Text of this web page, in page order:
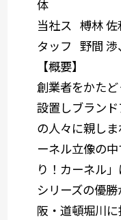
体
当社ス
タッフ
榑林 佐
野間
【概要】
創業者をかた
設置しブラン
の人々に親し
ーネル立像の
り！カーネル
シリーズの優
阪・道頓堀川